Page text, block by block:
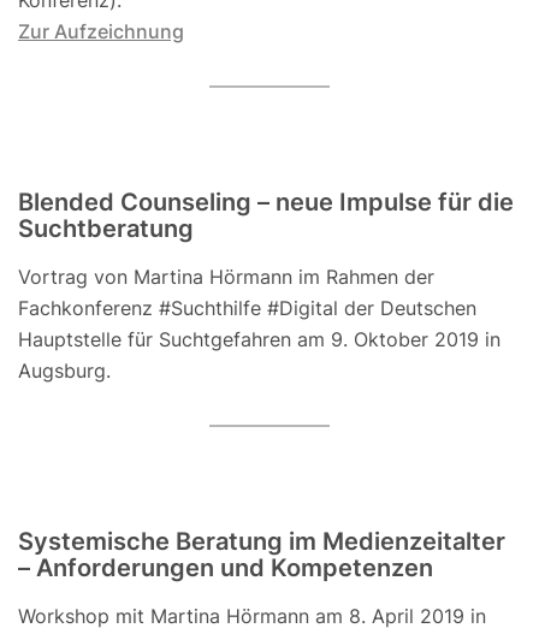
Zur Aufzeichnung
Blended Counseling – neue Impulse für die
Suchtberatung
Vortrag von Martina Hörmann im Rahmen der
Fachkonferenz #Suchthilfe #Digital der Deutschen
Hauptstelle für Suchtgefahren am 9. Oktober 2019 in
Augsburg.
Systemische Beratung im Medienzeitalter
– Anforderungen und Kompetenzen
Workshop mit Martina Hörmann am 8. April 2019 in